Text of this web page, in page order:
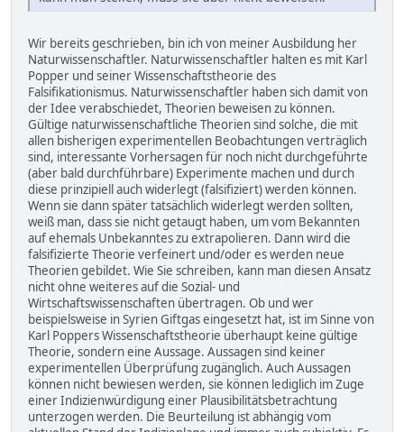
Wir bereits geschrieben, bin ich von meiner Ausbildung her
Naturwissenschaftler. Naturwissenschaftler halten es mit Karl
Popper und seiner Wissenschaftstheorie des
Falsifikationismus. Naturwissenschaftler haben sich damit von
der Idee verabschiedet, Theorien beweisen zu können.
Gültige naturwissenschaftliche Theorien sind solche, die mit
allen bisherigen experimentellen Beobachtungen verträglich
sind, interessante Vorhersagen für noch nicht durchgeführte
(aber bald durchführbare) Experimente machen und durch
diese prinzipiell auch widerlegt (falsifiziert) werden können.
Wenn sie dann später tatsächlich widerlegt werden sollten,
weiß man, dass sie nicht getaugt haben, um vom Bekannten
auf ehemals Unbekanntes zu extrapolieren. Dann wird die
falsifizierte Theorie verfeinert und/oder es werden neue
Theorien gebildet. Wie Sie schreiben, kann man diesen Ansatz
nicht ohne weiteres auf die Sozial- und
Wirtschaftswissenschaften übertragen. Ob und wer
beispielsweise in Syrien Giftgas eingesetzt hat, ist im Sinne von
Karl Poppers Wissenschaftstheorie überhaupt keine gültige
Theorie, sondern eine Aussage. Aussagen sind keiner
experimentellen Überprüfung zugänglich. Auch Aussagen
können nicht bewiesen werden, sie können lediglich im Zuge
einer Indizienwürdigung einer Plausibilitätsbetrachtung
unterzogen werden. Die Beurteilung ist abhängig vom